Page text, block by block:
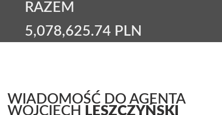
RAZEM
5,078,625.74 PLN
WIADOMOŚĆ DO AGENTA
WOJCIECH
LESZCZYŃSKI